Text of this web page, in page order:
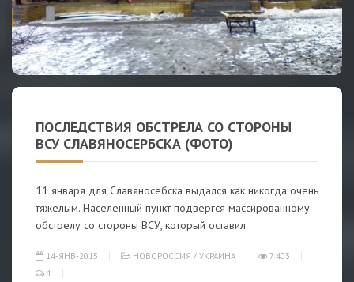
ПОСЛЕДСТВИЯ ОБСТРЕЛА СО СТОРОНЫ
ВСУ СЛАВЯНОСЕРБСКА (ФОТО)
11 января для Славяносебска выдался как никогда очень
тяжелым. Населенный пункт подвергся массированному
обстрелу со стороны ВСУ, который оставил
14-ЯНВ-2015 НОВОРОССИЯ / УКРАИНА
7 403
1